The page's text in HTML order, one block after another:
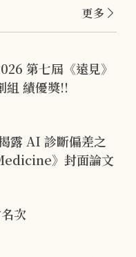
更多
第七屆《遠見》
USR 大學社會責任 產業共創組 績優獎!!
露 AI 診斷偏差之
》封面論文
次